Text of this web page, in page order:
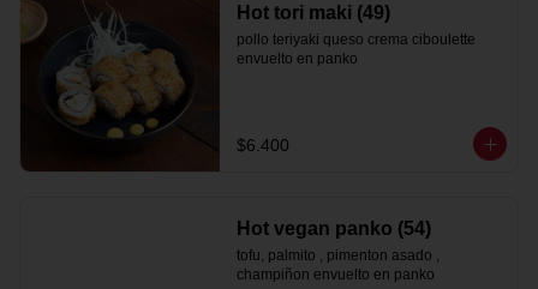
Hot tori maki (49)
pollo teriyaki queso crema ciboulette
envuelto en panko
$6.400
Hot vegan panko (54)
tofu, palmito , pimenton asado ,
champiñon envuelto en panko